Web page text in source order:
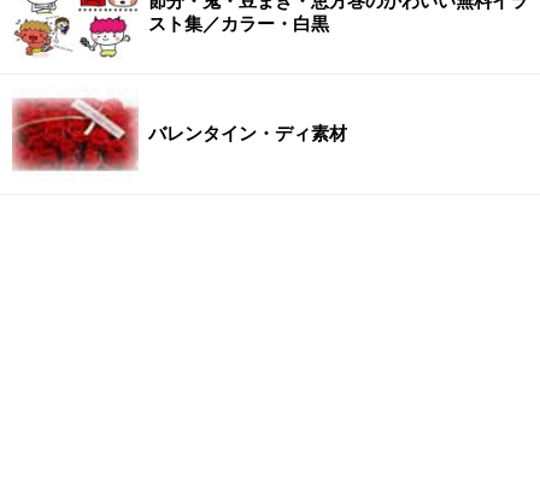
スト集／カラー・白黒
バレンタイン・ディ素材